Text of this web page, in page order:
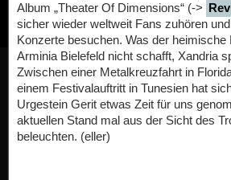
Album „Theater Of Dimensions“ (->
sicher wieder weltweit Fans zuhören
Konzerte besuchen. Was der heimische
Arminia Bielefeld nicht schafft, Xandria
Zwischen einer Metalkreuzfahrt in
einem Festivalauftritt in Tunesien hat
Urgestein Gerit etwas Zeit für uns
aktuellen Stand mal aus der Sicht des
beleuchten. (eller)